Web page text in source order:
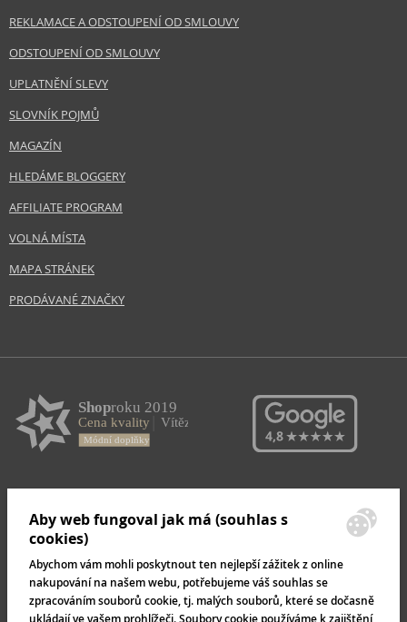
REKLAMACE A ODSTOUPENÍ OD SMLOUVY
ODSTOUPENÍ OD SMLOUVY
UPLATNĚNÍ SLEVY
SLOVNÍK POJMŮ
MAGAZÍN
HLEDÁME BLOGGERY
AFFILIATE PROGRAM
VOLNÁ MÍSTA
MAPA STRÁNEK
PRODÁVANÉ ZNAČKY
Aby web fungoval jak má (souhlas s
cookies)
Abychom vám mohli poskytnout ten nejlepší zážitek z online
nakupování na našem webu, potřebujeme váš souhlas se
zpracováním souborů cookie, tj. malých souborů, které se dočasně